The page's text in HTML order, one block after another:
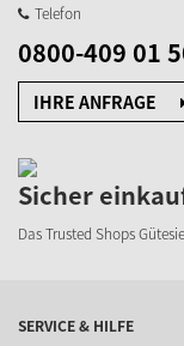
Telefon
0800-409 01
IHRE ANFRAGE
Sicher
Das Trusted Shops
SERVICE & HILFE